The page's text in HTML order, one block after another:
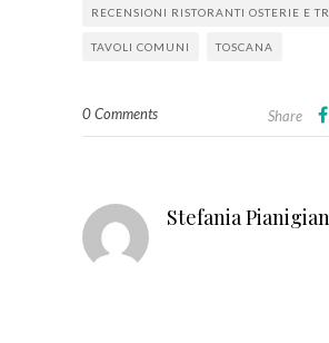
RECENSIONI RISTORANTI OSTERIE E
TAVOLI COMUNI TOSCANA
0 Comments Share
Stefania